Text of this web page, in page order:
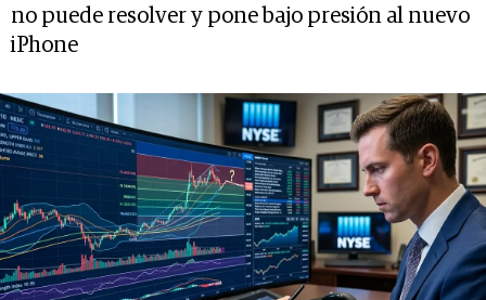
no puede resolver y pone bajo presión al nuevo
iPhone